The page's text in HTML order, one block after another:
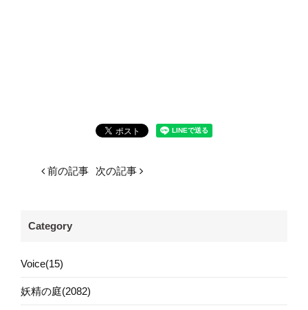
前の記事 次の記事
Category
Voice(15)
妖精の庭(2082)